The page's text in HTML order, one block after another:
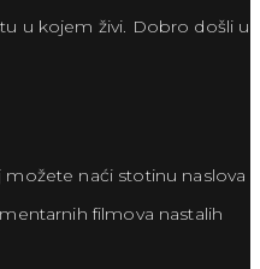
u kojem živi. Dobro došli u
naći stotinu naslova
filmova nastalih